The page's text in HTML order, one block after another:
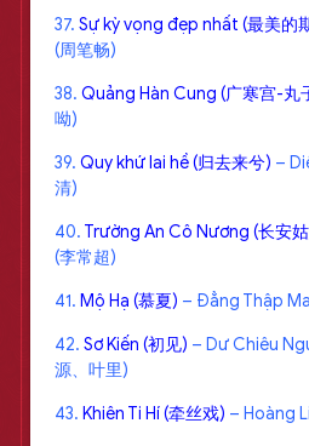
37. Sự kỳ vọng đẹp nhất (最美的
(周笔畅)
38. Quảng Hàn Cung (广寒宫-丸
呦)
39. Quy khứ lai hề (归去来兮) –
清)
40. Trường An Cô Nương (长安
(李常超)
41. Mộ Hạ (慕夏) – Đẳng Thập
42. Sơ Kiến (初见) – Dư Chiêu
源、叶里)
43. Khiên Ti Hí (牵丝戏) – Hoàng